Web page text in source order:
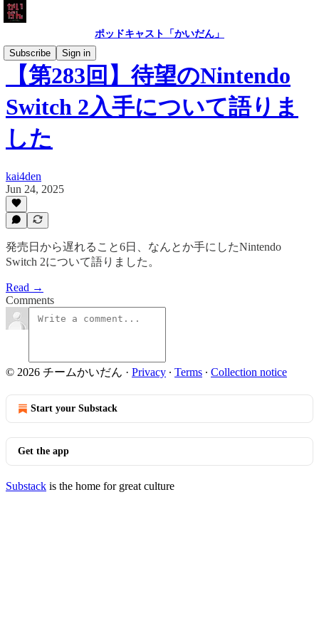
ポッドキャスト「かいだん」
Subscribe
Sign in
【第283回】待望のNintendo
Switch 2入手について語りま
した
kai4den
Jun 24, 2025
発売日から遅れること6日、なんとか手にしたNintendo
Switch 2について語りました。
Read →
Comments
© 2026 チームかいだん · Privacy ∙ Terms ∙ Collection notice
Start your Substack
Get the app
Substack is the home for great culture